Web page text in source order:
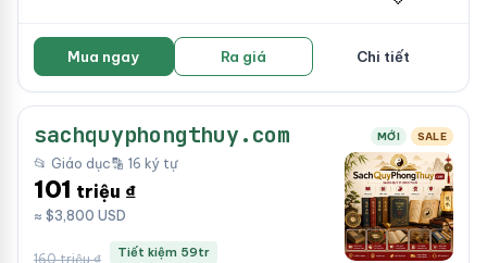
Mua ngay Ra giá Chi tiết
sachquyphongthuy.com MỚI SALE
📂 Giáo dục🔡 16 ký tự
101 triệu ₫
≈ $3,800 USD
160 triệu ₫ Tiết kiệm 59tr